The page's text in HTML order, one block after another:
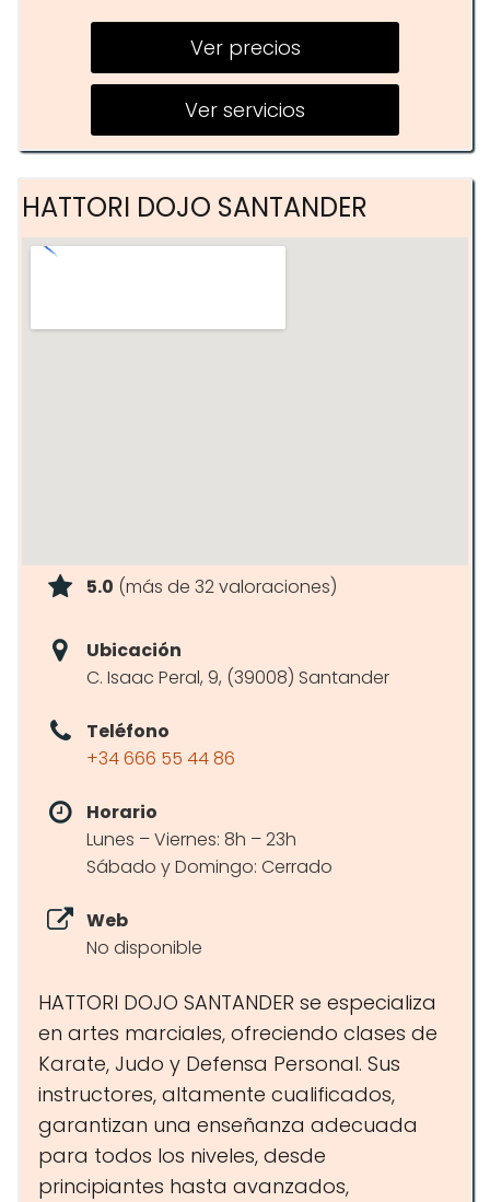
Entrenamiento personal
Entrenamiento funcional
Entrenamiento grupal
Ver precios
Ver servicios
HATTORI DOJO SANTANDER
5.0 (más de 32 valoraciones)
Ubicación
C. Isaac Peral, 9, (39008) Santander
Teléfono
+34 666 55 44 86
Horario
Lunes – Viernes: 8h – 23h
Sábado y Domingo: Cerrado
Web
No disponible
HATTORI DOJO SANTANDER se especializa
en artes marciales, ofreciendo clases de
Karate, Judo y Defensa Personal. Sus
instructores, altamente cualificados,
garantizan una enseñanza adecuada
para todos los niveles, desde
principiantes hasta avanzados,